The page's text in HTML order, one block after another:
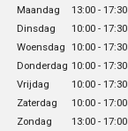
Maandag
13:00 - 17:30
Dinsdag
10:00 - 17:30
Woensdag 10:00 - 17:30
Donderdag 10:00 - 17:30
Vrijdag
10:00 - 17:30
Zaterdag
10:00 - 17:00
Zondag
13:00 - 17:00